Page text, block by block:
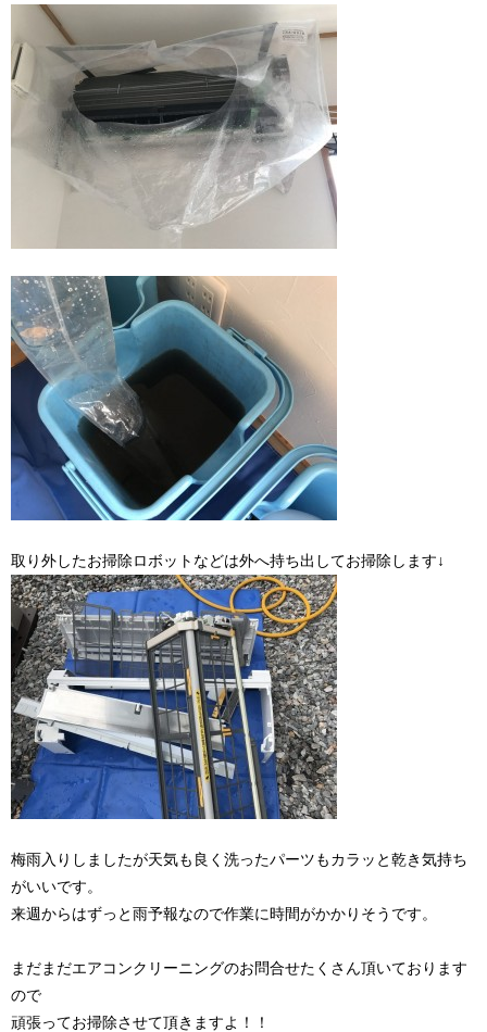
取り外したお掃除ロボットなどは外へ持ち出してお掃除します↓
梅雨入りしましたが天気も良く洗ったパーツもカラッと乾き気持ち
がいいです。
来週からはずっと雨予報なので作業に時間がかかりそうです。
まだまだエアコンクリーニングのお問合せたくさん頂いております
ので
頑張ってお掃除させて頂きますよ！！